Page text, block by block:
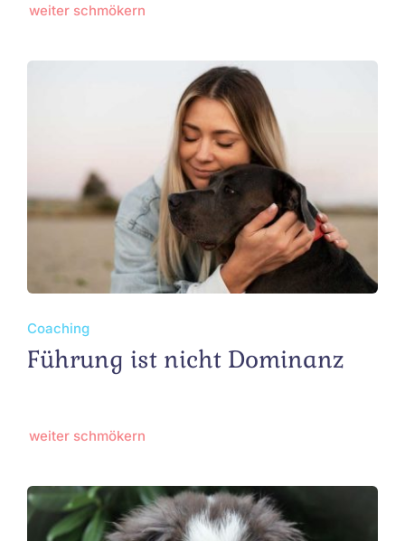
weiter schmökern
Coaching
Führung ist nicht Dominanz
weiter schmökern